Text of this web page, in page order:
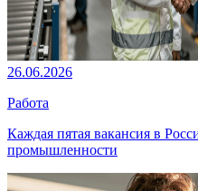
26.06.2026
Работа
Каждая пятая вакансия в
промышленности